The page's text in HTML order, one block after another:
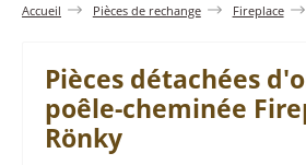
Accueil Pièces de rechange Fireplace
Pièces détachées
poêle-cheminée
Rönky